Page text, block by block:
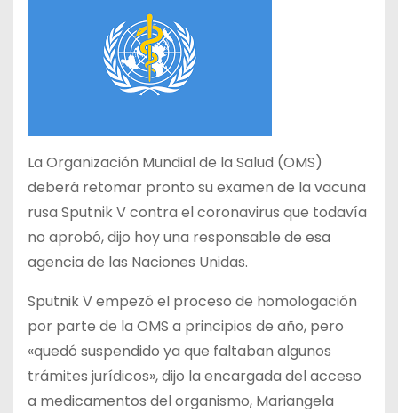
La Organización Mundial de la Salud (OMS)
deberá retomar pronto su examen de la vacuna
rusa Sputnik V contra el coronavirus que todavía
no aprobó, dijo hoy una responsable de esa
agencia de las Naciones Unidas.
Sputnik V empezó el proceso de homologación
por parte de la OMS a principios de año, pero
«quedó suspendido ya que faltaban algunos
trámites jurídicos», dijo la encargada del acceso
a medicamentos del organismo, Mariangela